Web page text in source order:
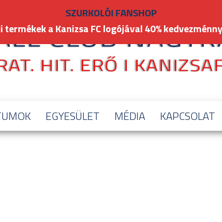
EGYESÜLET MÉDIA KAPCSOLAT
SZURKOLÓI FANSHOP
termékek a Kanizsa FC logójával 40%